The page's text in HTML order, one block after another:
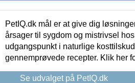
PetIQ.dk mål er at give dig
årsager til sygdom og mistrivsel
udgangspunkt i naturlige
gennemprøvede recepter. Klik her
Se udvalget på PetIQ.dk